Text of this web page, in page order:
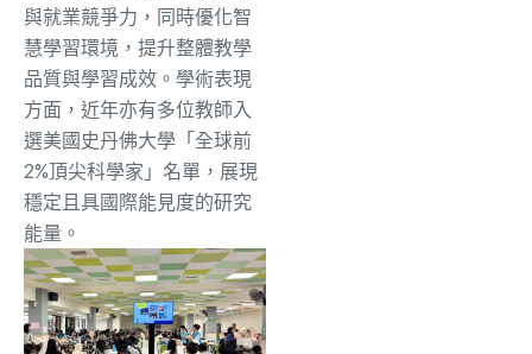
與就業競爭力，同時優化智
慧學習環境， 提升整體教學
品質與學習成效。學術表現
方面， 近年亦有多位教師入
選美國史丹佛大學「全球前
2%頂尖科學家」 名單，展現
穩定且具國際能見度的研究
能量。